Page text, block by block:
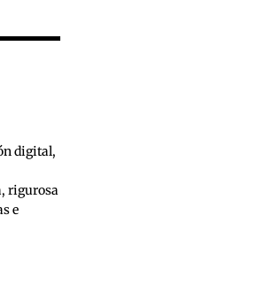
digital,
rigurosa
e